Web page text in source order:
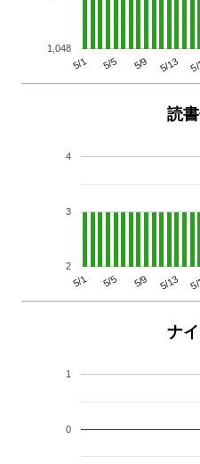
5/1 5/5 5/9 5/13
1,048
読
5/1 5/5 5/9 5/13
2
3
4
ナ
0
1